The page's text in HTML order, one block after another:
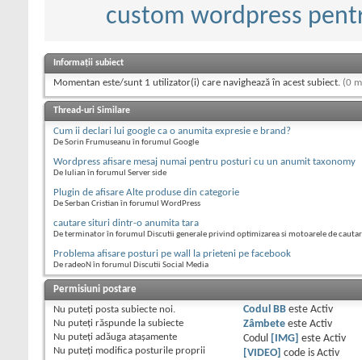
custom wordpress
Informații subiect
Momentan este/sunt 1 utilizator(i) care navighează în acest subiect. (0
Thread-uri Similare
Cum ii declari lui google ca o anumita expresie e brand?
De Sorin Frumuseanu în forumul Google
Wordpress afisare mesaj numai pentru posturi cu un anumit taxonomy
De Iulian în forumul Server side
Plugin de afisare Alte produse din categorie
De Serban Cristian în forumul WordPress
cautare situri dintr-o anumita tara
De terminator în forumul Discutii generale privind optimizarea si motoarele de
Problema afisare posturi pe wall la prieteni pe facebook
De radeoN în forumul Discutii Social Media
Permisiuni postare
Nu puteţi posta subiecte noi.
Nu puteţi răspunde la subiecte
Nu puteţi adăuga ataşamente
Nu puteţi modifica posturile proprii
Codul BBeste Activ
Zâmbeteeste Activ
Codul
[IMG] este Activ
[VIDEO]
code is Activ